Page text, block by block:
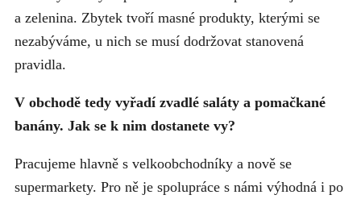
a zelenina. Zbytek tvoří masné produkty, kterými se
nezabýváme, u nich se musí dodržovat stanovená
pravidla.
V obchodě tedy vyřadí zvadlé saláty a pomačkané
banány. Jak se k nim dostanete vy?
Pracujeme hlavně s velkoobchodníky a nově se
supermarkety. Pro ně je spolupráce s námi výhodná i po